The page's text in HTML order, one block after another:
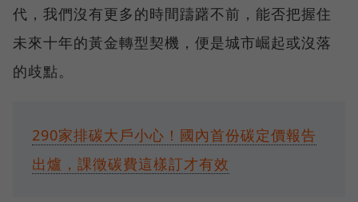
代，我們沒有更多的時間躊躇不前，能否把握住
未來十年的黃金轉型契機，便是城市崛起或沒落
的歧點。
290家排碳大戶小心！國內首份碳定價報告
出爐，課徵碳費這樣訂才有效